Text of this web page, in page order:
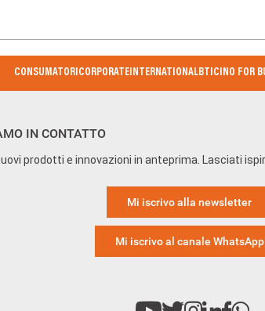
CONSUMATORI CORPORATEINTERNATIONALBTICINO FOR
IN CONTATTO
prodotti e innovazioni in anteprima. Lasciati
Mi iscrivo alla newsletter
Mi iscrivo al canale WhatsApp